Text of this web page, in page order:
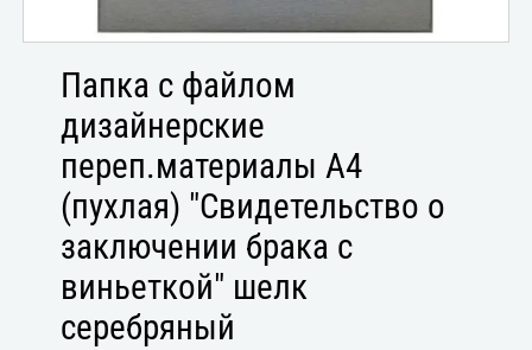
Папка с файлом
дизайнерские
переп.материалы А4
(пухлая) "Свидетельство о
заключении брака с
виньеткой" шелк
серебряный